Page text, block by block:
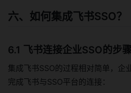
六、如何集成飞书SSO？
6.1 飞书连接企业SSO的步骤
集成飞书SSO的过程相对简单，企
完成飞书与SSO平台的连接：